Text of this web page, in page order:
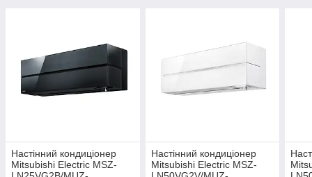
Настінний кондиціонер
Mitsubishi Electric MSZ-
Настінний кондиціонер
Mitsubishi Electric MSZ-